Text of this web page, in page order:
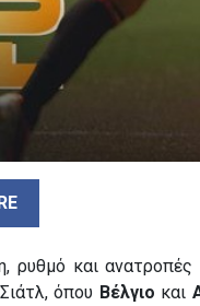
ρυθμό και
όπου Βέλγιο και